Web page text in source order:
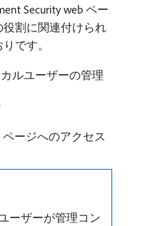
Security web ペー
割に関連付けられ
です。
ルユーザーの管理
ージへのアクセス
ーザーが管理コン